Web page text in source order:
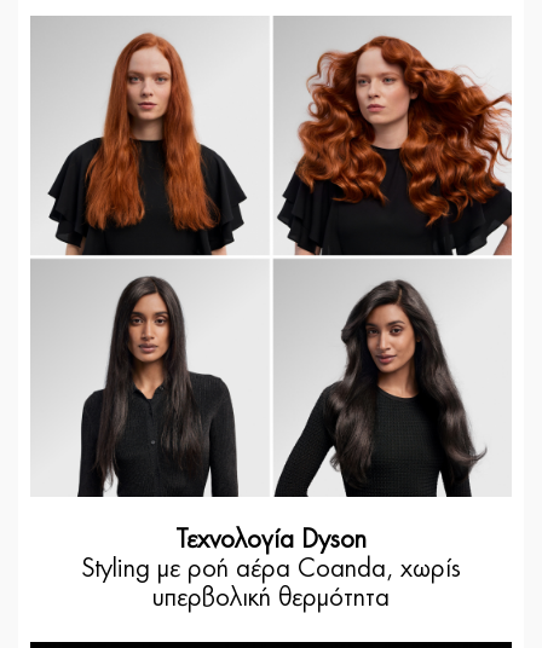
Τεχνολογία Dyson
Styling με ροή αέρα Coanda, χωρίς
υπερβολική θερμότητα